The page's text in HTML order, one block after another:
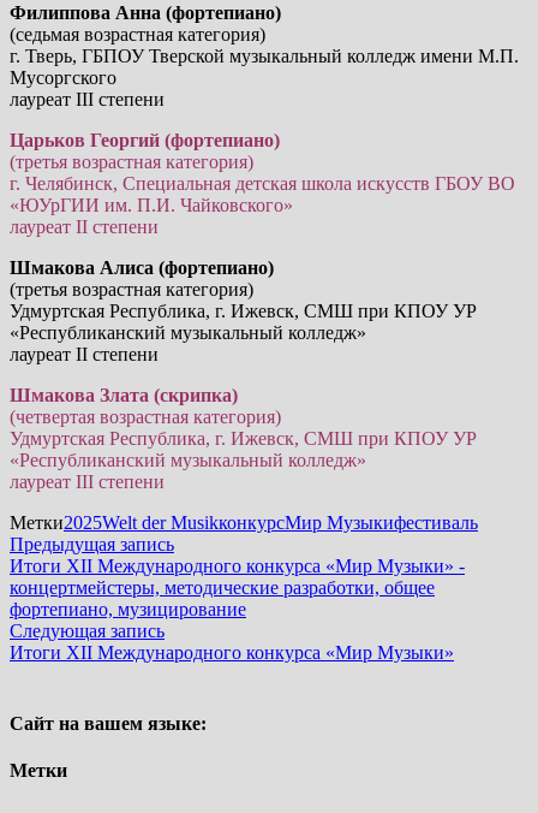
Филиппова Анна (фортепиано)
(седьмая возрастная категория)
г. Тверь, ГБПОУ Тверской музыкальный колледж имени М.П.
Мусоргского
лауреат III степени
Царьков Георгий (фортепиано)
(третья возрастная категория)
г. Челябинск, Специальная детская школа искусств ГБОУ ВО
«ЮУрГИИ им. П.И. Чайковского»
лауреат II степени
Шмакова Алиса (фортепиано)
(третья возрастная категория)
Удмуртская Республика, г. Ижевск, СМШ при КПОУ УР
«Республиканский музыкальный колледж»
лауреат II степени
Шмакова Злата (скрипка)
(четвертая возрастная категория)
Удмуртская Республика, г. Ижевск, СМШ при КПОУ УР
«Республиканский музыкальный колледж»
лауреат III степени
Метки2025Welt der MusikконкурсМир Музыкифестиваль
Навигация
по
записям
Предыдущая записьПредыдущая
запись:
Итоги XII Международного конкурса «Мир Музыки» -
концертмейстеры, методические разработки, общее
фортепиано, музицирование
Следующая записьСледующая
запись:
Итоги XII Международного конкурса «Мир Музыки»
Сайт на вашем языке:
Метки